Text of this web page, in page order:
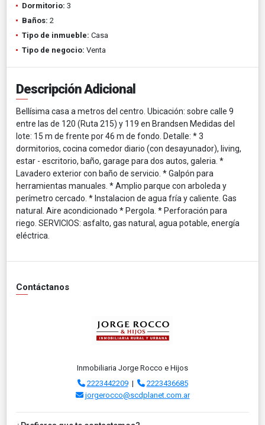
Dormitorio: 3
Baños: 2
Tipo de inmueble: Casa
Tipo de negocio: Venta
Descripción Adicional
Bellísima casa a metros del centro. Ubicación: sobre calle 9
entre las de 120 (Ruta 215) y 119 en Brandsen Medidas del
lote: 15 m de frente por 46 m de fondo. Detalle: * 3
dormitorios, cocina comedor diario (con desayunador), living,
estar - escritorio, baño, garage para dos autos, galeria. *
Lavadero exterior con baño de servicio. * Galpón para
herramientas manuales. * Amplio parque con arboleda y
perímetro cercado. * Instalacion de agua fría y caliente. Gas
natural. Aire acondicionado * Pergola. * Perforación para
riego. SERVICIOS: asfalto, gas natural, agua potable, energía
eléctrica.
Contáctanos
Inmobiliaria Jorge Rocco e Hijos
2223442209|
2223436685
jorgerocco@scdplanet.com.ar